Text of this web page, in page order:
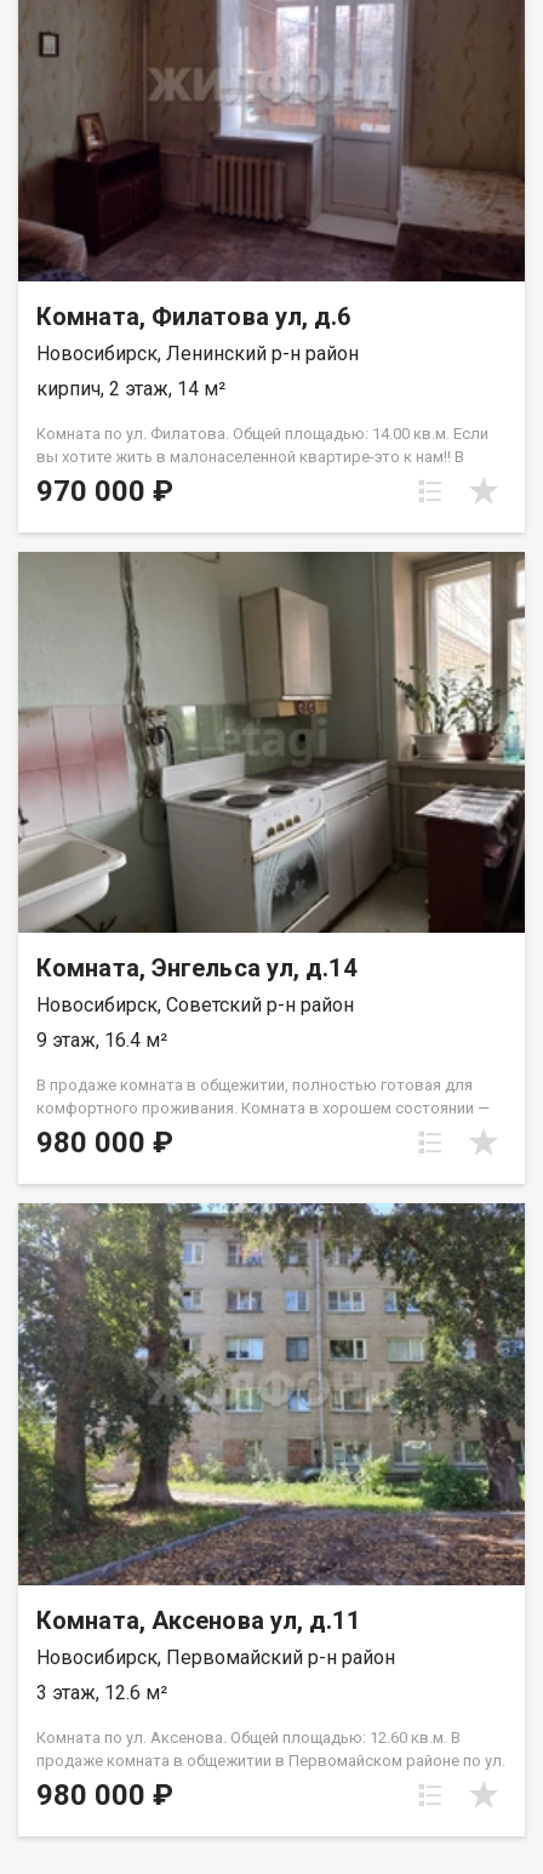
ПРИГЛАШАЕМ НА ПРОСМОТР!! Рядом с объектом находятся:3
школы,5 детских садов,14 продуктовых магазинов,6
спортивных учреждений. Возможен обмен на вашу
недвижимость. Возможна продажа в рассрочку. При звонке,
пожалуйста, сообщите номер варианта - JV009054112581.
Комната, Филатова ул, д.6
Новосибирск, Ленинский р-н район
кирпич, 2 этаж, 14 м²
Комната по ул. Филатова. Общей площадью: 14.00 кв.м. Если
вы хотите жить в малонаселенной квартире-это к нам!! В
продаже комната 14 кв2 ,в 3-х ком.квартире,на комфортном 2
этаже с застекленным балконом. Комната светлая, в
пользования в удовлетворительном состоянии. Одна из
комнат закрыта,никто не проживает.Во второй комнате
проживает семейная пара. Все необходимое для проживания
в шаговой доступности. Ждем на просмотр. Рядом с
объектом находятся:1 школа,4 детских сада,7 продуктовых
магазинов,2 спортивных учреждения. Возможен обмен на
вашу недвижимость. Возможна продажа в рассрочку. При
звонке, пожалуйста, сообщите номер варианта -
JV009054108548.
970 000 ₽
Комната, Энгельса ул, д.14
Новосибирск, Советский р-н район
9 этаж, 16.4 м²
В продаже комната в общежитии, полностью готовая для
комфортного проживания. Комната в хорошем состоянии —
можно заехать сразу, без дополнительных вложений. На
этаже предусмотрены все необходимые удобства: санузел
имеется собственная оборудованная зона для приготовления
пищи: плита, раковина, стол и шкаф для хранения кухонных
принадлежностей. Дом расположен в удобной локации с
развитой транспортной доступностью. В шаговой
доступности находятся остановки общественного
транспорта, откуда без труда можно добраться: в сторону
города, в Бердск, Академгородок. Рядом расположены
магазины и всё необходимое для повседневной жизни. Код
пользователя: 202659 Номер в базе: 12812043
980 000 ₽
Комната, Аксенова ул, д.11
Новосибирск, Первомайский р-н район
3 этаж, 12.6 м²
Комната по ул. Аксенова. Общей площадью: 12.60 кв.м. В
продаже комната в общежитии в Первомайском районе по ул.
Аксенова. В комнату заведена вода. По документам полный
порядок, быстрый выход на сделку. Приглашаем на
980 000 ₽